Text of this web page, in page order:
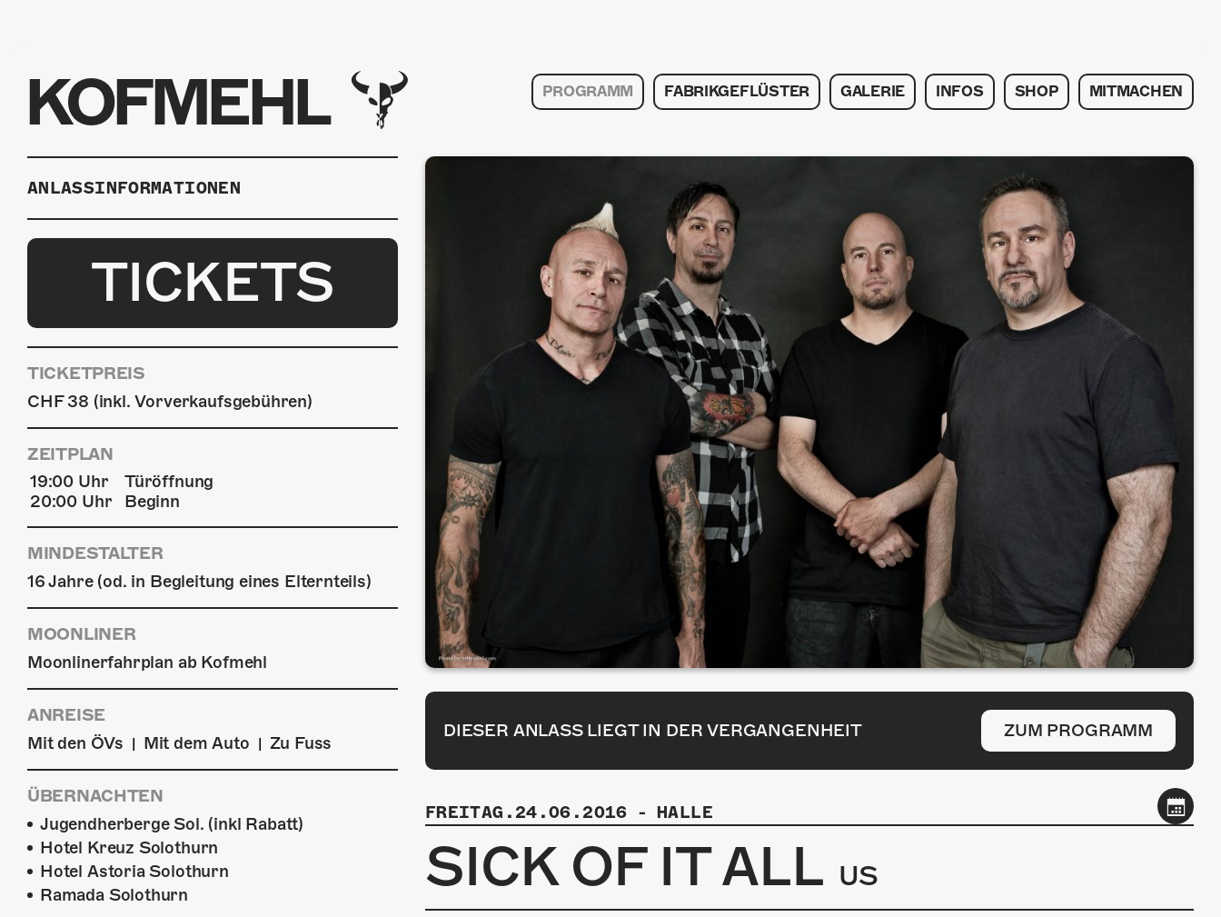
KOFMEHL PROGRAMM FABRIKGEFLÜSTER GALERIE INFOS SHOP MITMACHEN
DIESER ANLASS LIEGT IN DER VERGANGENHEIT ZUM PROGRAMM
FREITAG.24.06.2016 - HALLE
SICK OF IT ALL US
ANLASSINFORMATIONEN
TICKETS
TICKETPREIS
CHF 38 (inkl. Vorverkaufsgebühren)
ZEITPLAN
19:00 Uhr
Türöffnung
20:00 Uhr
Beginn
MINDESTALTER
16 Jahre (od. in Begleitung eines Elternteils)
MOONLINER
Moonlinerfahrplan ab Kofmehl
ANREISE
Mit den ÖVs
Mit dem Auto Zu Fuss
ÜBERNACHTEN
Jugendherberge Sol. (inkl Rabatt)
Hotel Kreuz Solothurn
Hotel Astoria Solothurn
Ramada Solothurn